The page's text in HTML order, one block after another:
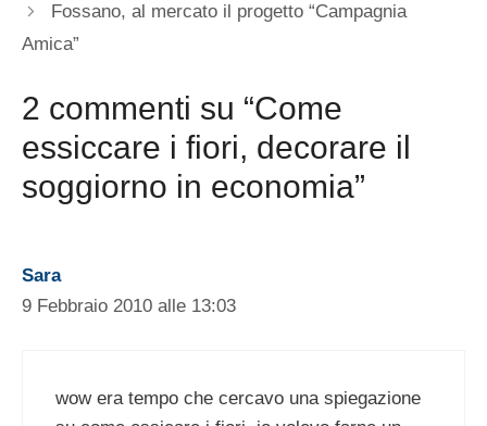
Fossano, al mercato il progetto “Campagnia
Amica”
2 commenti su “Come
essiccare i fiori, decorare il
soggiorno in economia”
Sara
9 Febbraio 2010 alle 13:03
wow era tempo che cercavo una spiegazione